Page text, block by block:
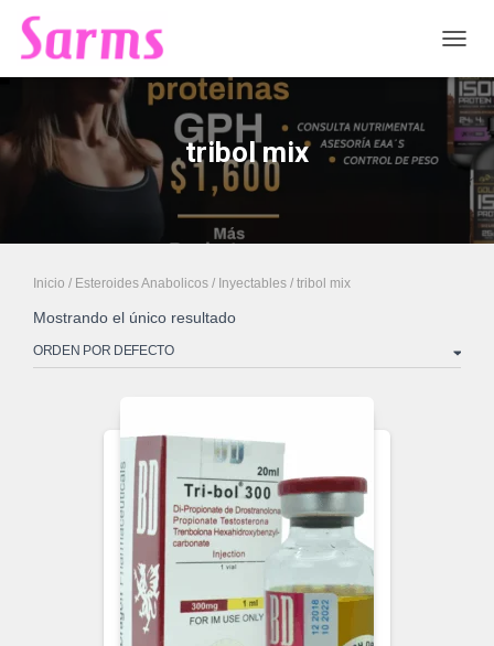
tribol mix
Inicio / Esteroides Anabolicos / Inyectables / tribol mix
Mostrando el único resultado